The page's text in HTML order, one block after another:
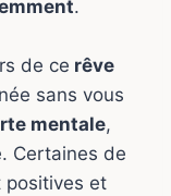
.
de ce rêve
sans vous
mentale,
Certaines de
positives et